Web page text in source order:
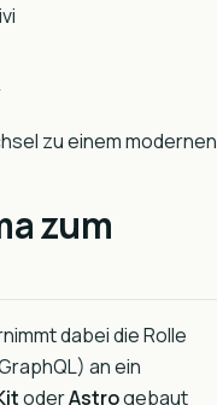
zu einem modernen
zum
dabei die Rolle
an ein
oderAstrogebaut